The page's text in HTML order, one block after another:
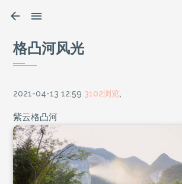
格凸河风光
2021-04-13 12:59 3102浏览
紫云格凸河